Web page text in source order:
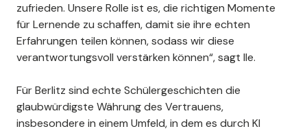
zufrieden. Unsere Rolle ist es, die richtigen Momente
für Lernende zu schaffen, damit sie ihre echten
Erfahrungen teilen können, sodass wir diese
verantwortungsvoll verstärken können“, sagt Ile.
Für Berlitz sind echte Schülergeschichten die
glaubwürdigste Währung des Vertrauens,
insbesondere in einem Umfeld, in dem es durch KI